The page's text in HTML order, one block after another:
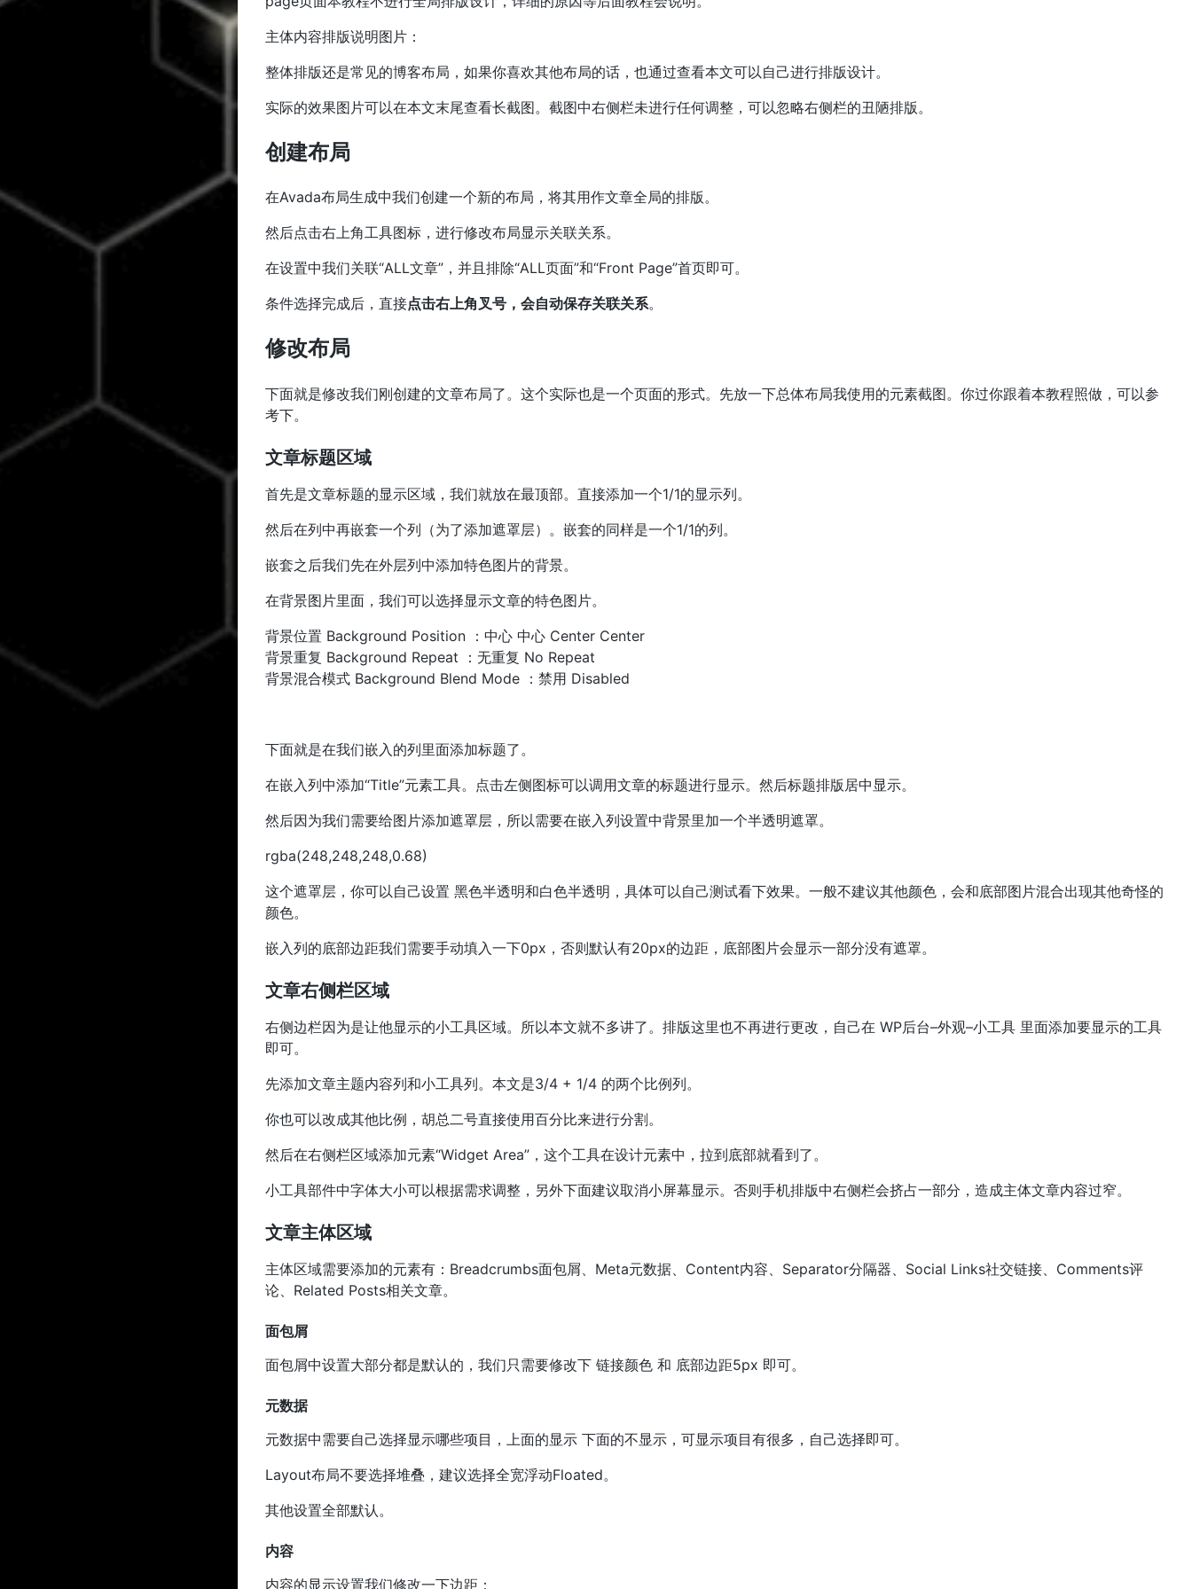
主体内容排版说明图片：
整体排版还是常见的博客布局，如果你喜欢其他布局的话，也通过查看本文可以自己进行排版设计。
实际的效果图片可以在本文末尾查看长截图。截图中右侧栏未进行任何调整，可以忽略右侧栏的丑陋排版。
创建布局
在Avada布局生成中我们创建一个新的布局，将其用作文章全局的排版。
然后点击右上角工具图标，进行修改布局显示关联关系。
在设置中我们关联“ALL文章”，并且排除“ALL页面”和“Front Page”首页即可。
条件选择完成后，直接点击右上角叉号，会自动保存关联关系。
修改布局
下面就是修改我们刚创建的文章布局了。这个实际也是一个页面的形式。先放一下总体布局我使用的元素截图。你过你跟着本教程照做，可以参
考下。
文章标题区域
首先是文章标题的显示区域，我们就放在最顶部。直接添加一个1/1的显示列。
然后在列中再嵌套一个列（为了添加遮罩层）。嵌套的同样是一个1/1的列。
嵌套之后我们先在外层列中添加特色图片的背景。
在背景图片里面，我们可以选择显示文章的特色图片。
背景位置 Background Position ：中心 中心 Center Center
背景重复 Background Repeat ：无重复 No Repeat
背景混合模式 Background Blend Mode ：禁用 Disabled
下面就是在我们嵌入的列里面添加标题了。
在嵌入列中添加“Title”元素工具。点击左侧图标可以调用文章的标题进行显示。然后标题排版居中显示。
然后因为我们需要给图片添加遮罩层，所以需要在嵌入列设置中背景里加一个半透明遮罩。
rgba(248,248,248,0.68)
这个遮罩层，你可以自己设置 黑色半透明和白色半透明，具体可以自己测试看下效果。一般不建议其他颜色，会和底部图片混合出现其他奇怪的
颜色。
嵌入列的底部边距我们需要手动填入一下0px，否则默认有20px的边距，底部图片会显示一部分没有遮罩。
文章右侧栏区域
右侧边栏因为是让他显示的小工具区域。所以本文就不多讲了。排版这里也不再进行更改，自己在 WP后台–外观–小工具 里面添加要显示的工具
即可。
先添加文章主题内容列和小工具列。本文是3/4 + 1/4 的两个比例列。
你也可以改成其他比例，胡总二号直接使用百分比来进行分割。
然后在右侧栏区域添加元素“Widget Area”，这个工具在设计元素中，拉到底部就看到了。
小工具部件中字体大小可以根据需求调整，另外下面建议取消小屏幕显示。否则手机排版中右侧栏会挤占一部分，造成主体文章内容过窄。
文章主体区域
主体区域需要添加的元素有：Breadcrumbs面包屑、Meta元数据、Content内容、Separator分隔器、Social Links社交链接、Comments评
论、Related Posts相关文章。
面包屑
面包屑中设置大部分都是默认的，我们只需要修改下 链接颜色 和 底部边距5px 即可。
元数据
元数据中需要自己选择显示哪些项目，上面的显示 下面的不显示，可显示项目有很多，自己选择即可。
Layout布局不要选择堆叠，建议选择全宽浮动Floated。
其他设置全部默认。
内容
内容的显示设置我们修改一下边距：